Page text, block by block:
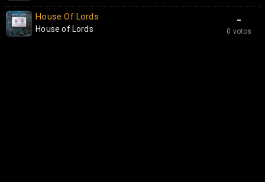
-
0 votos
House Of Lords
House of Lords